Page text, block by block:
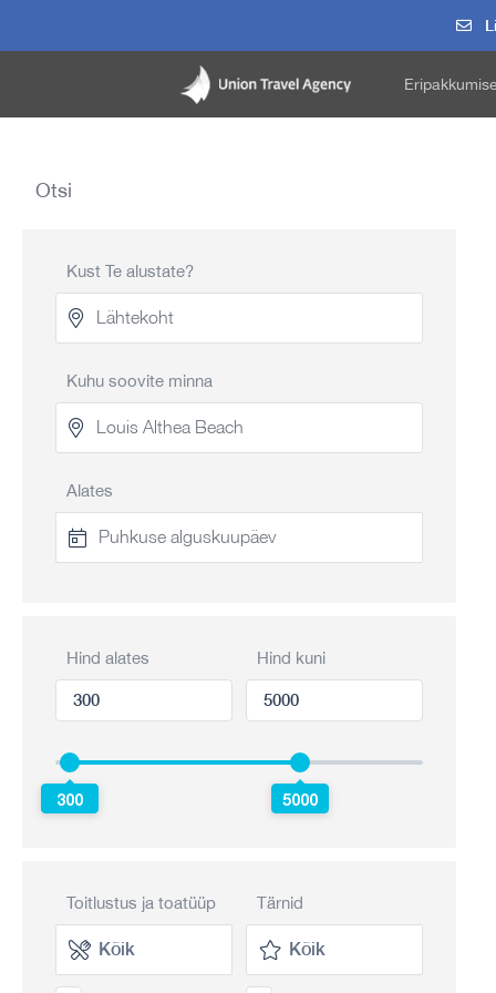
Otsi
Kust Te alustate?
Kuhu soovite minna
Alates
Hind alates Hind kuni
300 5000
Toitlustus ja toatüüp Tärnid